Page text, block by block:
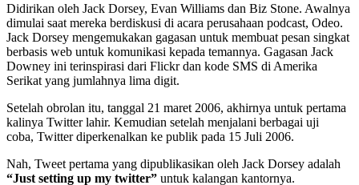
Didirikan oleh Jack Dorsey, Evan Williams dan Biz Stone. Awalnya
dimulai saat mereka berdiskusi di acara perusahaan podcast, Odeo.
Jack Dorsey mengemukakan gagasan untuk membuat pesan singkat
berbasis web untuk komunikasi kepada temannya. Gagasan Jack
Downey ini terinspirasi dari Flickr dan kode SMS di Amerika
Serikat yang jumlahnya lima digit.
Setelah obrolan itu, tanggal 21 maret 2006, akhirnya untuk pertama
kalinya Twitter lahir. Kemudian setelah menjalani berbagai uji
coba, Twitter diperkenalkan ke publik pada 15 Juli 2006.
Nah, Tweet pertama yang dipublikasikan oleh Jack Dorsey adalah
“Just setting up my twitter” untuk kalangan kantornya.